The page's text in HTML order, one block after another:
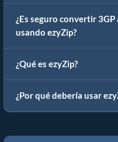
¿Es seguro convertir
usando ezyZip?
¿Qué es ezyZip?
¿Por qué debería usar